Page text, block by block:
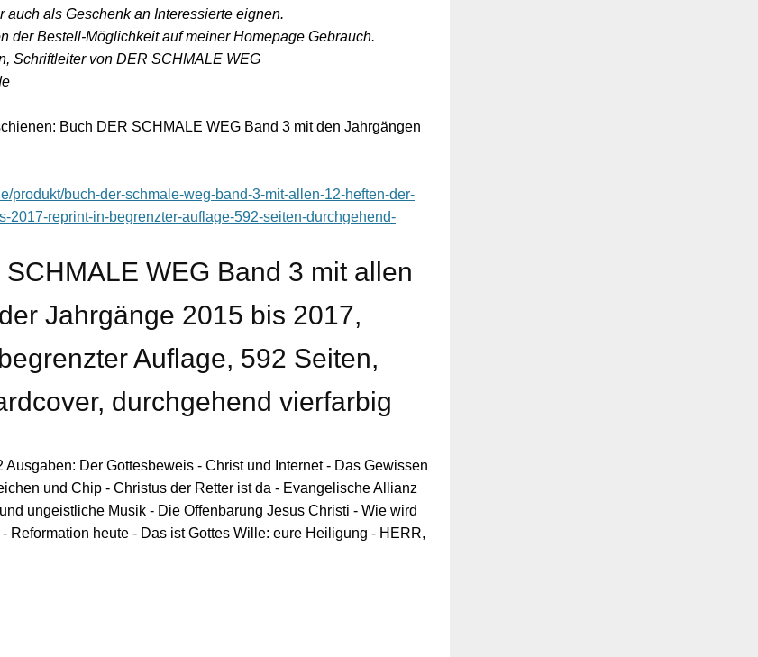
auch als Geschenk an Interessierte eignen.
der Bestell-Möglichkeit auf meiner Homepage Gebrauch.
Schriftleiter von DER SCHMALE WEG
Buch DER SCHMALE WEG Band 3 mit den Jahrgängen
produkt/buch-der-schmale-weg-band-3-mit-allen-12-heften-der-
2017-reprint-in-begrenzter-auflage-592-seiten-durchgehend-
WEG Band 3 mit allen
Jahrgänge 2015 bis 2017,
Auflage, 592 Seiten,
durchgehend vierfarbig
Ausgaben: Der Gottesbeweis - Christ und Internet - Das Gewissen
und Chip - Christus der Retter ist da - Evangelische Allianz
ungeistliche Musik - Die Offenbarung Jesus Christi - Wie wird
Reformation heute - Das ist Gottes Wille: eure Heiligung - HERR,